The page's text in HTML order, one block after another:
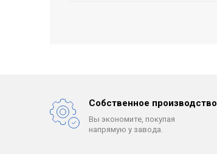
Собственное производство
Вы экономите, покупая
напрямую у завода.